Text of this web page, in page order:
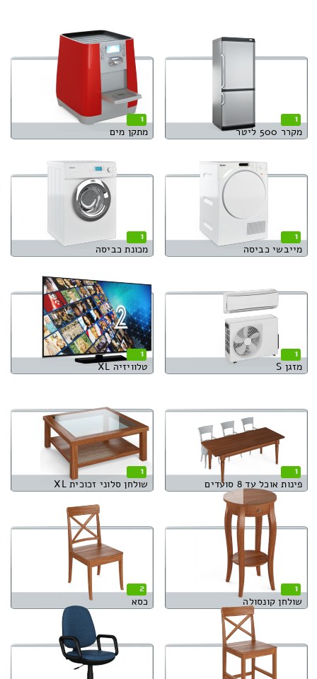
1
מקרר 500 ליטר
1
מתקן מים
1
מייבשי כביסה
1
מכונת כביסה
1
מזגן S
1
טלוויזיה XL
1
פינות אוכל עד 8 סועדים
1
שולחן סלוני זכוכית XL
1
שולחן קונסולה
2
כסא